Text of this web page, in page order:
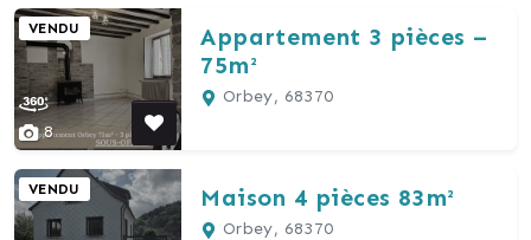
8
VENDU
Appartement 3 pièces –
75m²
Orbey, 68370
VENDU Maison 4 pièces 83m²
Orbey, 68370